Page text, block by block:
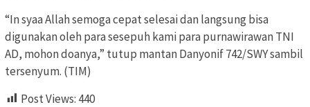
“In syaa Allah semoga cepat selesai dan langsung bisa
digunakan oleh para sesepuh kami para purnawirawan TNI
AD, mohon doanya,” tutup mantan Danyonif 742/SWY sambil
tersenyum. (TIM)
Post Views: 440